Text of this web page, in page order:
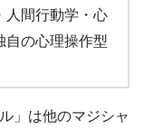
人間行動学・心
自の心理操作型
」は他のマジシャ